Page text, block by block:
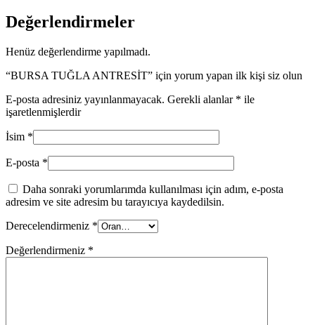
Değerlendirmeler
Henüz değerlendirme yapılmadı.
“BURSA TUĞLA ANTRESİT” için yorum yapan ilk kişi siz olun
E-posta adresiniz yayınlanmayacak. Gerekli alanlar * ile
işaretlenmişlerdir
İsim *
E-posta *
Daha sonraki yorumlarımda kullanılması için adım, e-posta
adresim ve site adresim bu tarayıcıya kaydedilsin.
Derecelendirmeniz *
Değerlendirmeniz *